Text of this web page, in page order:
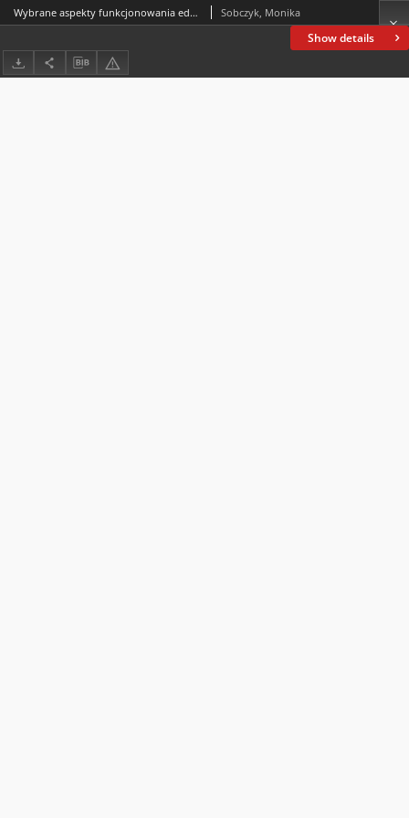
Show details
Wybrane aspekty funkcjonowania edukacyjnego osób niewidomych i słabowidzących w przedszkolach i klasach I–III szkoły podstawowej Sobczyk, Monika